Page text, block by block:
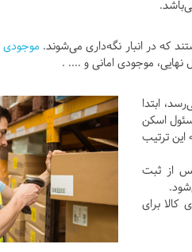
که در انبار نگه‌داری می‌شوند. موجودی
موجودی امانی و .... .
ابتدا
اسکن
ترتیب
پس از ثبت
کالا برای